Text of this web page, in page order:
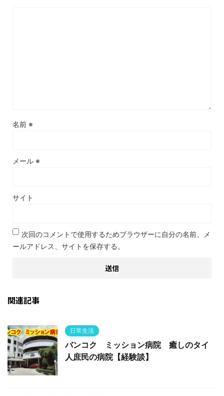
名前 ※
メール ※
サイト
次回のコメントで使用するためブラウザーに自分の名前、メ
ールアドレス、サイトを保存する。
関連記事
日常生活
バンコク ミッション病院 癒しのタイ
人庶民の病院【経験談】